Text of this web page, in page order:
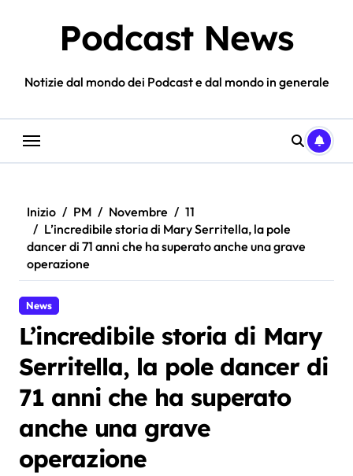
Podcast News
Notizie dal mondo dei Podcast e dal mondo in generale
Inizio PM Novembre
11
L’incredibile storia di Mary Serritella, la pole
dancer di 71 anni che ha superato anche una grave
operazione
News
L’incredibile storia di Mary
Serritella, la pole dancer di
71 anni che ha superato
anche una grave
operazione